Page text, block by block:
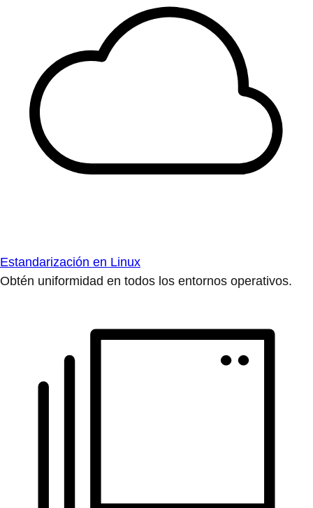
Estandarización en Linux
Obtén uniformidad en todos los entornos operativos.